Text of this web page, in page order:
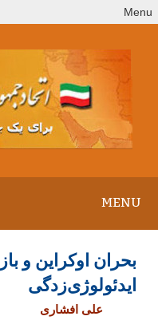
to
Menu
MENU
بحران اوکراین و
ایدئولوژی‌زدگی
علی افشاری